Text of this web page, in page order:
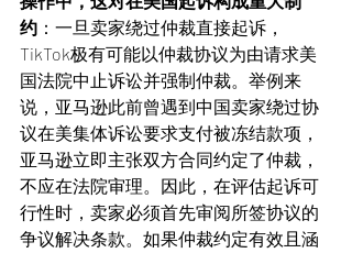
约 ：一旦卖家绕过仲裁直接起诉，
TikTok极有可能以仲裁协议为由请求美
国法院中止诉讼并强制仲裁。举例来
说，亚马逊此前曾遇到中国卖家绕过协
议在美集体诉讼要求支付被冻结款项，
亚马逊立即主张双方合同约定了仲裁，
不应在法院审理。因此，在评估起诉可
行性时，卖家必须首先审阅所签协议的
争议解决条款。如果仲裁约定有效且涵